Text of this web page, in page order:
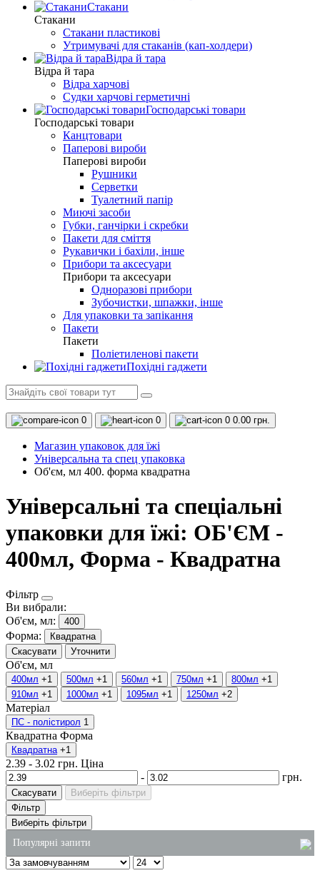
Стакани
Стакани
Стакани пластикові
Утримувачі для стаканів (кап-холдери)
Відра й тара
Відра й тара
Відра харчові
Судки харчові герметичні
Господарські товари
Господарські товари
Канцтовари
Паперові вироби
Паперові вироби
Рушники
Серветки
Туалетний папір
Миючі засоби
Губки, ганчірки і скребки
Пакети для сміття
Рукавички і бахіли, інше
Прибори та аксесуари
Прибори та аксесуари
Одноразові прибори
Зубочистки, шпажки, інше
Для упаковки та запікання
Пакети
Пакети
Поліетиленові пакети
Похідні гаджети
0 0 0 0.00 грн.
Магазин упаковок для їжі
Універсальна та спец упаковка
Об'єм, мл 400. форма квадратна
Універсальні та спеціальні
упаковки для їжі: ОБ'ЄМ -
400мл, Форма - Квадратна
Фільтр
Ви вибрали:
Об'єм, мл:
400
Форма:
Квадратна
Скасувати
Уточнити
Об'єм, мл
400мл +1 500мл +1 560мл +1 750мл +1 800мл +1
910мл +1 1000мл +1 1095мл +1 1250мл +2
Матеріал
ПС - полістирол 1
Квадратна Форма
Квадратна +1
2.39 - 3.02 грн. Ціна
-
грн.
Скасувати
Виберіть фільтри
Фільтр
Виберіть фільтри
Популярні запити